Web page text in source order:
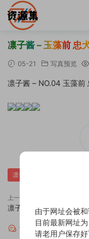
凛子酱 – 玉藻前 忠
05-21 写真预览
凛子酱 – NO.04 玉藻
凛子酱-玉藻前忠犬
上一篇
凛子酱 – 埃姆登
评论 0
由于网址会被
目前最新网址为
请老用户保存